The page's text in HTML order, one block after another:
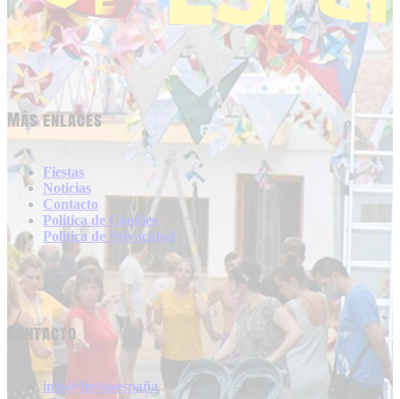
Más enlaces
Fiestas
Noticias
Contacto
Politica de Cookies
Politica de Privacidad
Contacto
info@fiestasespaña